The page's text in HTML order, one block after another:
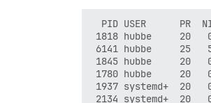
PID USER
1818
6141
1845
1780
1937
2134